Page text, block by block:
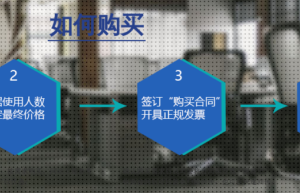
支持
支持
支持
支持
支持
支持
支持
如何购买